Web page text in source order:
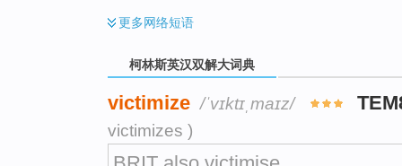
更多网络短语
柯林斯英汉双解大词典
victimize /ˈvɪktɪˌmaɪz/
victimizes )